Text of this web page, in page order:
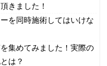
きました！
を同時施術してはいけな
集めてみました！実際の
は？